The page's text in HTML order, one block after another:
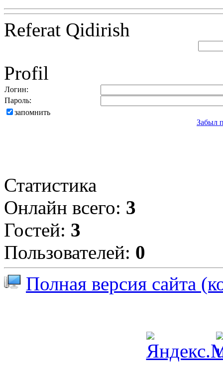
Referat Qidirish
Profil
Логин:
Пароль:
запомнить
Забыл
Статистика
Онлайн всего: 3
Гостей: 3
Пользователей: 0
Полная версия сайта